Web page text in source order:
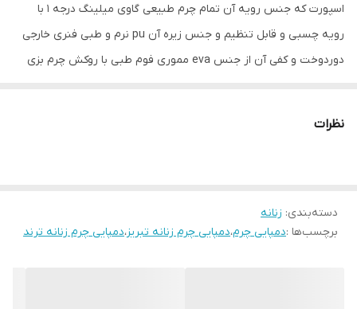
جنس چرم طبیعی
اسپورت که جنس رویه آن تمام چرم طبیعی گاوی میلینگ درجه 1 با
رویه چسبی و قابل تنظیم و جنس زیره آن pu نرم و طبی فنری خارجی
دوردوخت و کفی آن از جنس eva مموری فوم طبی با روکش چرم بزی
مناسب است . این دمپایی تمام چرم طبیعی بوده و از کیفیت بسیار
نظرات
دسته‌بندی: زنانه
برچسب‌ها :دمپایی چرم،دمپایی چرم زنانه تبریز،دمپایی چرم زنانه ترند